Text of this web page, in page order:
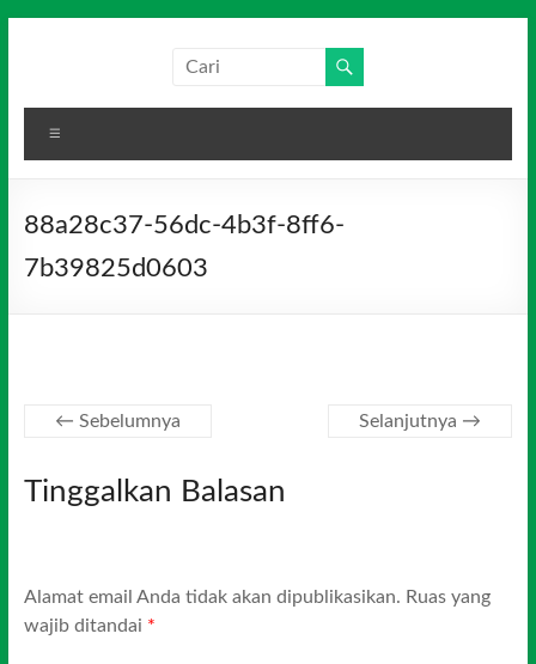
Media
Indonesia
88a28c37-56dc-4b3f-8ff6-
7b39825d0603
← Sebelumnya Selanjutnya →
Tinggalkan Balasan
Alamat email Anda tidak akan dipublikasikan. Ruas yang
wajib ditandai *